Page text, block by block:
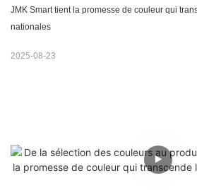
JMK Smart tient la promesse de couleur qui
nationales
2025-08-23